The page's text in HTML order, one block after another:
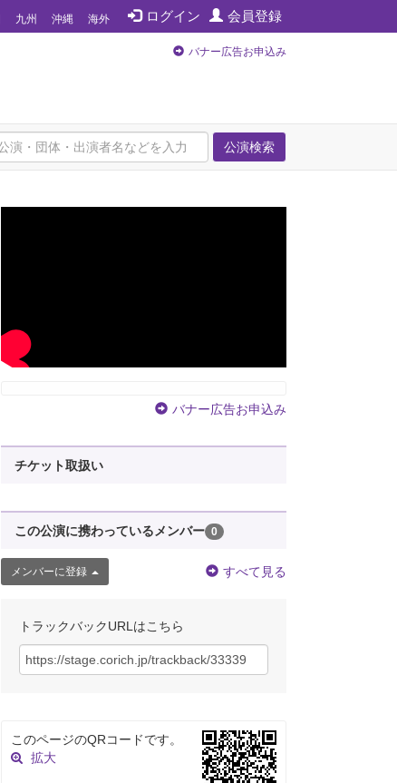
ログイン 会員登録
九州 沖縄 海外
バナー広告お申込み
公演検索
バナー広告お申込み
チケット取扱い
この公演に携わっているメンバー 0
メンバーに登録 すべて見る
トラックバックURLはこちら
このページのQRコードです。
拡大